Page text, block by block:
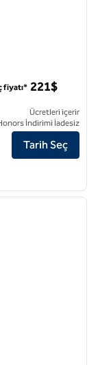
görüntüleyin
fiyatı* 221$
Ücretleri içerir
İndirimi İadesiz
Tarih Seç